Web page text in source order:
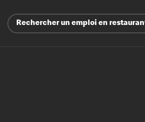
Rechercher un emploi en